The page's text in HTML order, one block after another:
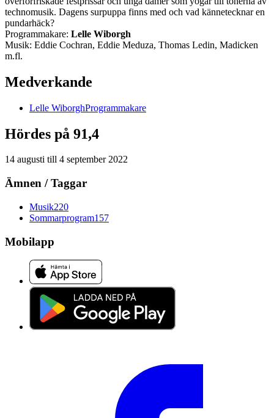
technomusik. Dagens surpuppa finns med och vad kännetecknar en
pundarhäck?
Programmakare: Lelle Wiborgh
Musik: Eddie Cochran, Eddie Meduza, Thomas Ledin, Madicken
m.fl.
Medverkande
Lelle WiborghProgrammakare
Hördes på 91,4
14 augusti till 4 september 2022
Ämnen / Taggar
Musik220
Sommarprogram157
Mobilapp